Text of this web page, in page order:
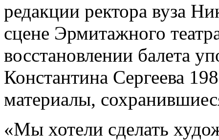
редакции ректора вуза
сцене Эрмитажного
восстановлении балета
Константина Сергеева
материалы,
«Мы хотели сделать